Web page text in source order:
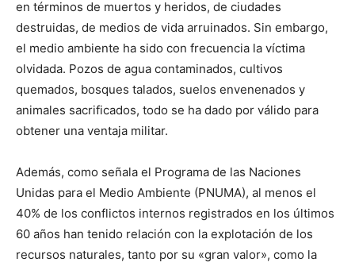
en términos de muertos y heridos, de ciudades
destruidas, de medios de vida arruinados. Sin embargo,
el medio ambiente ha sido con frecuencia la víctima
olvidada. Pozos de agua contaminados, cultivos
quemados, bosques talados, suelos envenenados y
animales sacrificados, todo se ha dado por válido para
obtener una ventaja militar.
Además, como señala el Programa de las Naciones
Unidas para el Medio Ambiente (PNUMA), al menos el
40% de los conflictos internos registrados en los últimos
60 años han tenido relación con la explotación de los
recursos naturales, tanto por su «gran valor», como la